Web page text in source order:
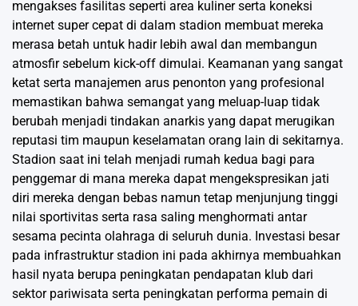
mengakses fasilitas seperti area kuliner serta koneksi
internet super cepat di dalam stadion membuat mereka
merasa betah untuk hadir lebih awal dan membangun
atmosfir sebelum kick-off dimulai. Keamanan yang sangat
ketat serta manajemen arus penonton yang profesional
memastikan bahwa semangat yang meluap-luap tidak
berubah menjadi tindakan anarkis yang dapat merugikan
reputasi tim maupun keselamatan orang lain di sekitarnya.
Stadion saat ini telah menjadi rumah kedua bagi para
penggemar di mana mereka dapat mengekspresikan jati
diri mereka dengan bebas namun tetap menjunjung tinggi
nilai sportivitas serta rasa saling menghormati antar
sesama pecinta olahraga di seluruh dunia. Investasi besar
pada infrastruktur stadion ini pada akhirnya membuahkan
hasil nyata berupa peningkatan pendapatan klub dari
sektor pariwisata serta peningkatan performa pemain di